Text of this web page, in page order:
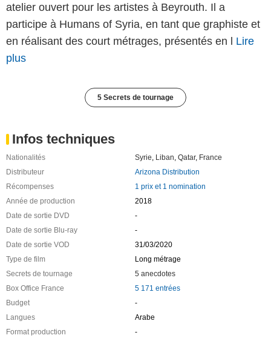
atelier ouvert pour les artistes à Beyrouth. Il a
participe à Humans of Syria, en tant que graphiste et
en réalisant des court métrages, présentés en l Lire
plus
5 Secrets de tournage
Infos techniques
Nationalités Syrie Liban Qatar, France
Distributeur
Arizona Distribution
Récompenses
1 prix et 1 nomination
Année de production
2018
Date de sortie DVD
-
Date de sortie Blu-ray
-
Date de sortie VOD
31/03/2020
Type de film
Long métrage
Secrets de tournage
5 anecdotes
Box Office France
5 171 entrées
Budget
-
Langues
Arabe
Format production
-